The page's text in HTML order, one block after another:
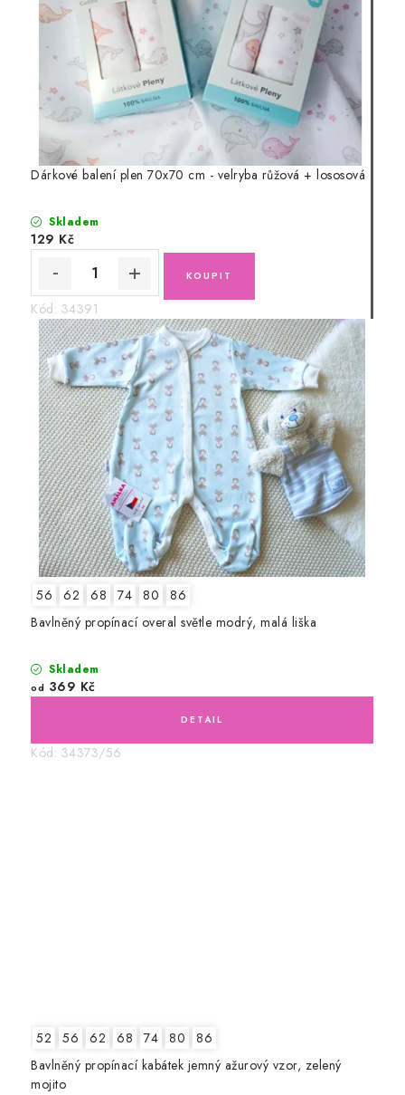
Dárkové balení plen 70x70 cm - velryba růžová + lososová
Skladem
129 Kč
Kód: 34391
56 62 68 74 80
86
Bavlněný propínací overal světle modrý, malá liška
Skladem
od 369 Kč
Kód: 34373/56
52 56 62 68 74 80
86
Bavlněný propínací kabátek jemný ažurový vzor, zelený
mojito